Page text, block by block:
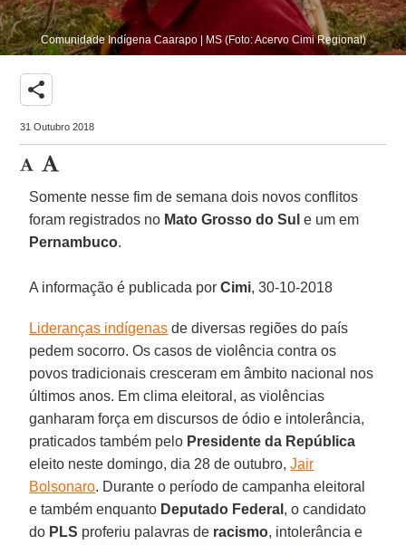
Comunidade Indígena Caarapo | MS (Foto: Acervo Cimi Regional)
share
31 Outubro 2018
Somente nesse fim de semana dois novos conflitos
foram registrados no Mato Grosso do Sul e um em
Pernambuco.
A informação é publicada porCimi, 30-10-2018
Lideranças indígenas de diversas regiões do país
pedem socorro. Os casos de violência contra os
povos tradicionais cresceram em âmbito nacional nos
últimos anos. Em clima eleitoral, as violências
ganharam força em discursos de ódio e intolerância,
praticados também pelo Presidente da República
eleito neste domingo, dia 28 de outubro,Jair
Bolsonaro. Durante o período de campanha eleitoral
e também enquanto Deputado Federal , o candidato
do PLS proferiu palavras de racismo, intolerância e